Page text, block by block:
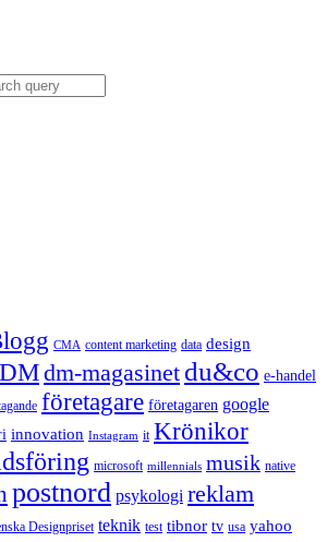
CMA content marketing data design
DMdm-magasinet du&co e-handel
företagare företagaren google
innovation Instagram it Krönikor
microsoft millennials musik native
postnord psykologi reklam
Designpriset teknik test tibnor tv usa yahoo